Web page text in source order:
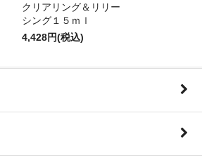
クリアリング＆リリー
シング１５ｍｌ
4,428円(税込)